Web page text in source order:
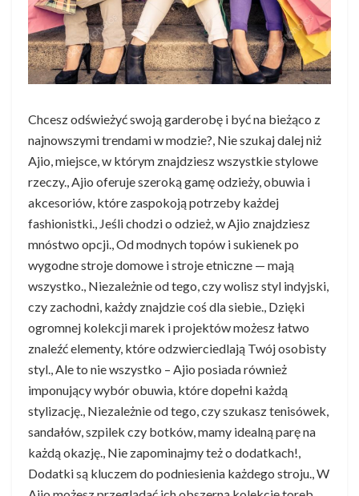
Chcesz odświeżyć swoją garderobę i być na bieżąco z
najnowszymi trendami w modzie?, Nie szukaj dalej niż
Ajio, miejsce, w którym znajdziesz wszystkie stylowe
rzeczy., Ajio oferuje szeroką gamę odzieży, obuwia i
akcesoriów, które zaspokoją potrzeby każdej
fashionistki., Jeśli chodzi o odzież, w Ajio znajdziesz
mnóstwo opcji., Od modnych topów i sukienek po
wygodne stroje domowe i stroje etniczne — mają
wszystko., Niezależnie od tego, czy wolisz styl indyjski,
czy zachodni, każdy znajdzie coś dla siebie., Dzięki
ogromnej kolekcji marek i projektów możesz łatwo
znaleźć elementy, które odzwierciedlają Twój osobisty
styl., Ale to nie wszystko – Ajio posiada również
imponujący wybór obuwia, które dopełni każdą
stylizację., Niezależnie od tego, czy szukasz tenisówek,
sandałów, szpilek czy botków, mamy idealną parę na
każdą okazję., Nie zapominajmy też o dodatkach!,
Dodatki są kluczem do podniesienia każdego stroju., W